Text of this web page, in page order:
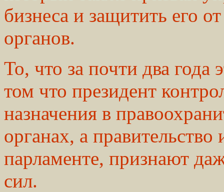
бизнеса и защитить его
органов.
То, что за почти два
том что президент
назначения в
органах, а
парламенте, признают
сил.